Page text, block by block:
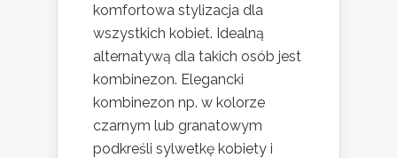
komfortowa stylizacja dla
wszystkich kobiet. Idealną
alternatywą dla takich osób jest
kombinezon. Elegancki
kombinezon np. w kolorze
czarnym lub granatowym
podkreśli sylwetkę kobiety i